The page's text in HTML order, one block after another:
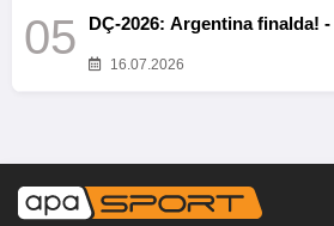
05 DÇ-2026: Argentina finalda! -
16.07.2026